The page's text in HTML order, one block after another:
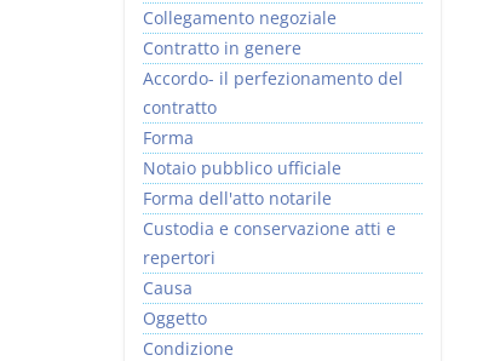
Collegamento negoziale
Contratto in genere
Accordo- il perfezionamento del
contratto
Forma
Notaio pubblico ufficiale
Forma dell'atto notarile
Custodia e conservazione atti e
repertori
Causa
Oggetto
Condizione